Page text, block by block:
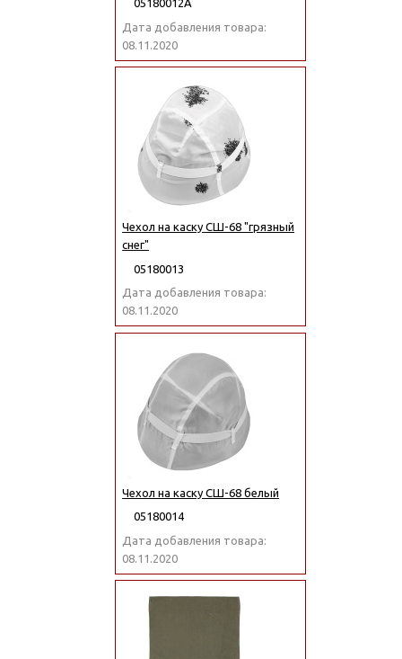
05180012А
Дата добавления товара:
08.11.2020
Чехол на каску СШ-68 "грязный
снег"
05180013
Дата добавления товара:
08.11.2020
Чехол на каску СШ-68 белый
05180014
Дата добавления товара:
08.11.2020